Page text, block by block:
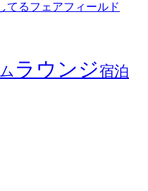
てるフェアフィールド
ラウンジ宿泊